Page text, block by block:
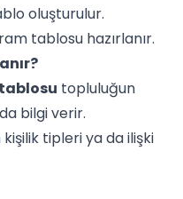
oluşturulur.
tablosu hazırlanır.
topluluğun
bilgi verir.
tipleri ya da ilişki